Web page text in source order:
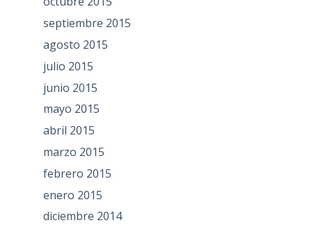
septiembre 2015
agosto 2015
julio 2015
junio 2015
mayo 2015
abril 2015
marzo 2015
febrero 2015
enero 2015
diciembre 2014